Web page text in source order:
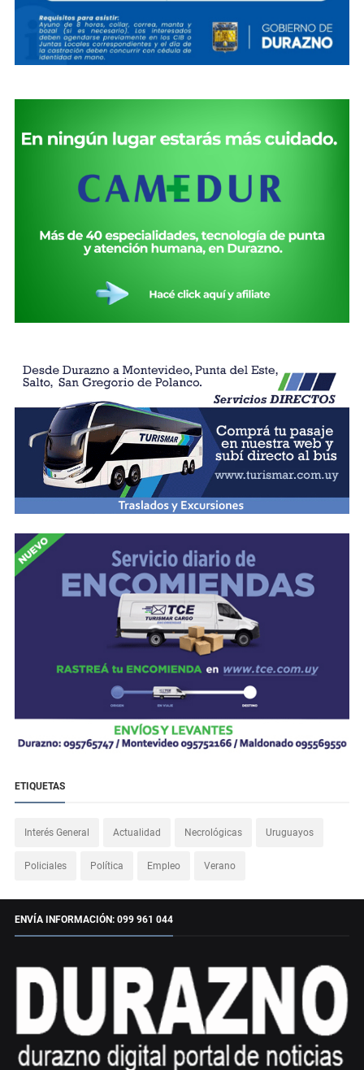
ETIQUETAS
Interés General Actualidad Necrológicas Uruguayos
Policiales Política Empleo Verano
ENVÍA INFORMACIÓN: 099 961 044